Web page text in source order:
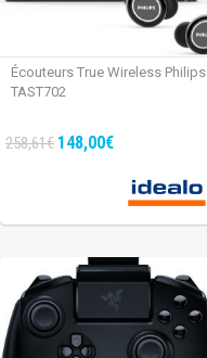
Écouteurs True Wireless Philips
TAST702
258,61€ 148,00€